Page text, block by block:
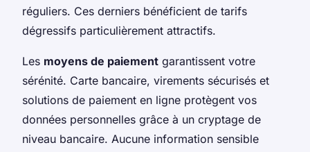
réguliers. Ces derniers bénéficient de tarifs
dégressifs particulièrement attractifs.
Les moyens de paiement garantissent votre
sérénité. Carte bancaire, virements sécurisés et
solutions de paiement en ligne protègent vos
données personnelles grâce à un cryptage de
niveau bancaire. Aucune information sensible